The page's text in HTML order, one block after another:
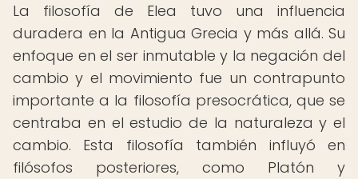
La filosofía de Elea tuvo una influencia
duradera en la Antigua Grecia y más allá. Su
enfoque en el ser inmutable y la negación del
cambio y el movimiento fue un contrapunto
importante a la filosofía presocrática, que se
centraba en el estudio de la naturaleza y el
cambio. Esta filosofía también influyó en
filósofos posteriores, como Platón y